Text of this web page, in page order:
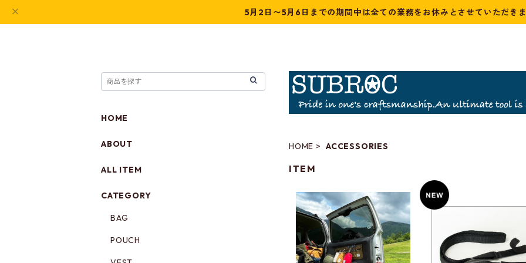
5月2日〜5月6日までの期間中は全ての業務をお休みとさせていただき
HOME ACCESSORIES
ITEM
HOME
ABOUT
ALL ITEM
CATEGORY
BAG
POUCH